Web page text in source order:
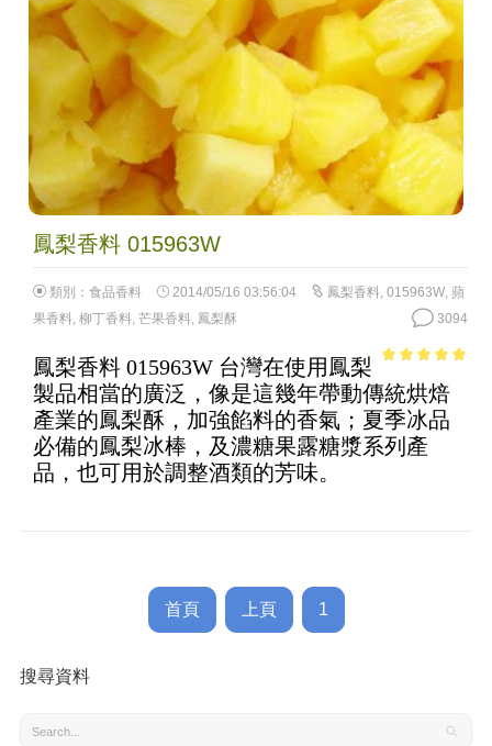
鳳梨香料 015963W
類別： 食品香料 2014/05/16 03:56:04 鳳梨香料, 015963W, 蘋
果香料, 柳丁香料, 芒果香料, 鳳梨酥 3094
5
鳳梨香料 015963W 台灣在使用鳳梨
製品相當的廣泛，像是這幾年帶動傳統烘焙
產業的鳳梨酥，加強餡料的香氣；夏季冰品
必備的鳳梨冰棒，及濃糖果露糖漿系列產
品，也可用於調整酒類的芳味。
首頁 上頁 1
搜尋資料